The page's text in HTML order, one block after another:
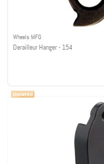
Wheels MFG
Derailleur Hanger - 154